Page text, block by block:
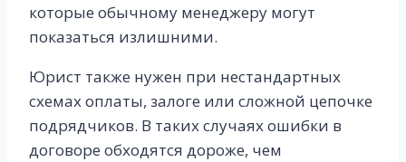
которые обычному менеджеру могут
показаться излишними.
Юрист также нужен при нестандартных
схемах оплаты, залоге или сложной цепочке
подрядчиков. В таких случаях ошибки в
договоре обходятся дороже, чем